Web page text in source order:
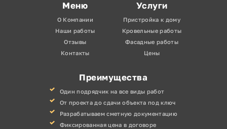
Меню
О Компании
Наши работы
Отзывы
Контакты
Услуги
Пристройка к дому
Кровельные работы
Фасадные работы
Цены
Преимущества
Один подрядчик на все виды работ
От проекта до сдачи объекта под ключ
Разрабатываем сметную документацию
Фиксированная цена в договоре